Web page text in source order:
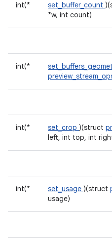
int(* set_buffer_count
*w, int count)
int(*
int(* set_crop )(struct
left, int top, int
int(* set_usage )(struct
usage)